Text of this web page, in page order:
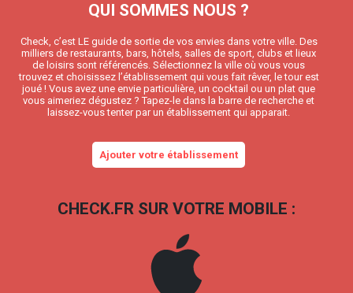
QUI SOMMES NOUS ?
Check, c’est LE guide de sortie de vos envies dans votre ville. Des
milliers de restaurants, bars, hôtels, salles de sport, clubs et lieux
de loisirs sont référencés. Sélectionnez la ville où vous vous
trouvez et choisissez l’établissement qui vous fait rêver, le tour est
joué ! Vous avez une envie particulière, un cocktail ou un plat que
vous aimeriez dégustez ? Tapez-le dans la barre de recherche et
laissez-vous tenter par un établissement qui apparait.
Ajouter votre établissement
CHECK.FR SUR VOTRE MOBILE :